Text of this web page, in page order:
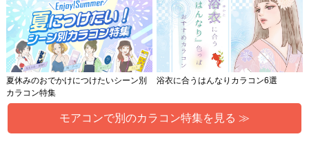
夏休みのおでかけにつけたいシーン別
カラコン特集
浴衣に合うはんなりカラコン6選
モアコンで別のカラコン特集を見る ≫